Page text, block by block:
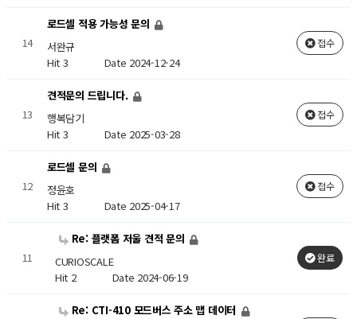
14
로드셀 적용 가능성 문의
서완규
Hit 3 Date 2024-12-24
접수
13
견적문의 드립니다.
행복담기
Hit 3 Date 2025-03-28
접수
12
로드셀 문의
정윤호
Hit 3 Date 2025-04-17
접수
11
Re: 플랫폼 저울 견적 문의
CURIOSCALE
Hit 2 Date 2024-06-19
완료
Re: CTI-410 모드버스 주소 맵 데이터